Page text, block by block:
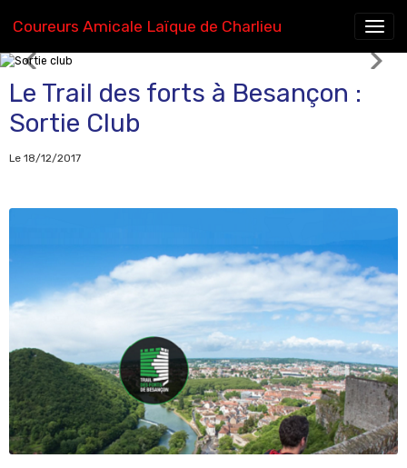
Coureurs Amicale Laïque de Charlieu
Le Trail des forts à Besançon :
Sortie Club
Le 18/12/2017